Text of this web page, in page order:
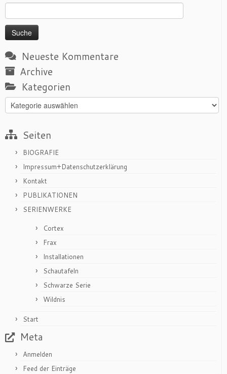
nach:
Neueste Kommentare
Archive
Kategorien
Kategorien
Seiten
BIOGRAFIE
Impressum+Datenschutzerklärung
Kontakt
PUBLIKATIONEN
SERIENWERKE
Cortex
Frax
Installationen
Schautafeln
Schwarze Serie
Wildnis
Start
Meta
Anmelden
Feed der Einträge